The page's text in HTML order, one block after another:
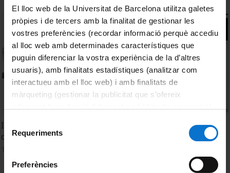
El lloc web de la Universitat de Barcelona utilitza galetes
pròpies i de tercers amb la finalitat de gestionar les
vostres preferències (recordar informació perquè accediu
al lloc web amb determinades característiques que
puguin diferenciar la vostra experiència de la d’altres
usuaris), amb finalitats estadístiques (analitzar com
interactueu amb el lloc web) i amb finalitats de
màrqueting (gestionar la publicitat que s’ofereix
consultar laPolítica de galetes del lloc web de la
de Requeriments
Preferències
Ideologías y estrategias lingüísticas en el mantenimiento
de la lengua de herencia en familias mixtas. Zhe Shao